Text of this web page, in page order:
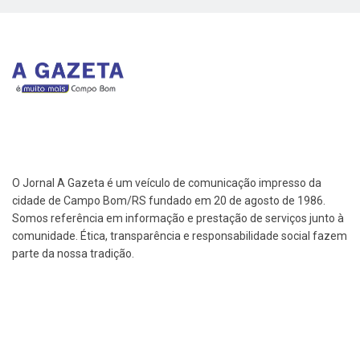
O Jornal A Gazeta é um veículo de comunicação impresso da
cidade de Campo Bom/RS fundado em 20 de agosto de 1986.
Somos referência em informação e prestação de serviços junto à
comunidade. Ética, transparência e responsabilidade social fazem
parte da nossa tradição.